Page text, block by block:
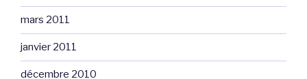
mars 2011
janvier 2011
décembre 2010